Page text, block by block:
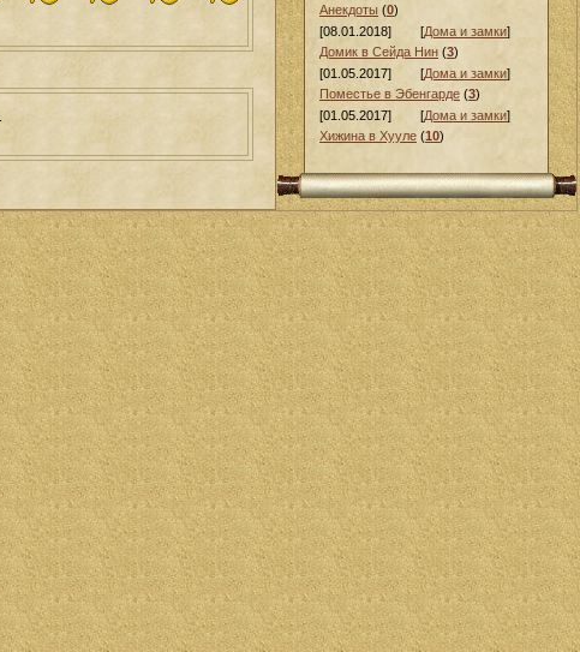
Анекдоты (0)
[08.01.2018]
[Дома и замки]
Домик в Сейда Нин (3)
[01.05.2017]
[Дома и замки]
Поместье в Эбенгарде (3)
[01.05.2017]
[Дома и замки]
Хижина в Хууле (10)